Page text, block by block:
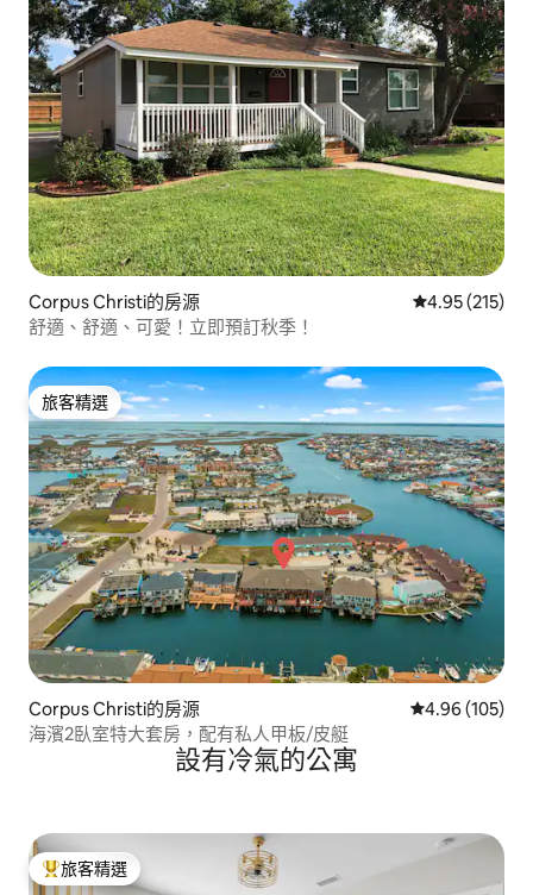
Corpus Christi的房源 從 215 則評價
4.95 (215)
舒適、舒適、可愛！立即預訂秋季！
旅客精選
旅客精選
Corpus Christi的房源 從 105 則評價
4.96 (105)
海濱2臥室特大套房，配有私人甲板/皮艇
設有冷氣的公寓
旅客精選榜首
旅客精選